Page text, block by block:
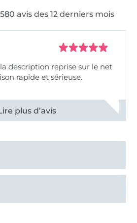
avis des 12 derniers mois
description reprise sur le net
rapide et sérieuse.
commentaires